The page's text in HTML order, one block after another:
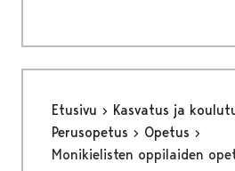
Etusivu
Kasvatus ja
Perusopetus
Opetus
Monikielisten oppilaiden